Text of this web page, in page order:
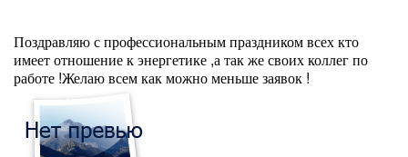
Поздравляю с профессиональным праздником всех кто
имеет отношение к энергетике ,а так же своих коллег по
работе !Желаю всем как можно меньше заявок !